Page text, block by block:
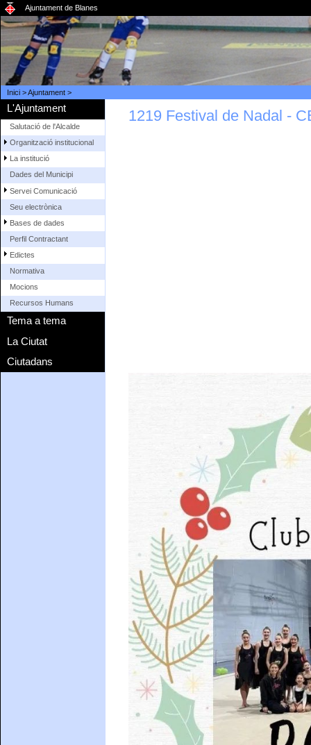
Ajuntament de Blanes
Inici>Ajuntament>
L'Ajuntament
Salutació de l'Alcalde
Organització institucional
La institució
Dades del Municipi
Servei Comunicació
Seu electrònica
Bases de dades
Perfil Contractant
Edictes
Normativa
Mocions
Recursos Humans
Tema a tema
La Ciutat
Ciutadans
1219 Festival de Nadal -